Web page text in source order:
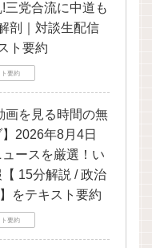
三党合流に中道も
剖｜対談生配信
ト要約
要約
画を見る時間の無
2026年8月4日
ュースを厳選！い
15分解説 / 政治
をテキスト要約
要約